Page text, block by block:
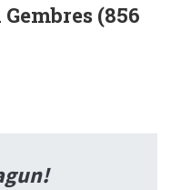
(856